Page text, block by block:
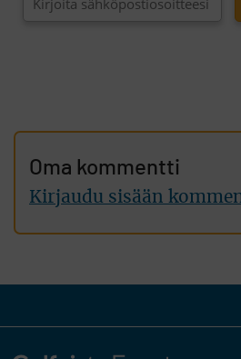
Oma kommentti
Kirjaudu sisään